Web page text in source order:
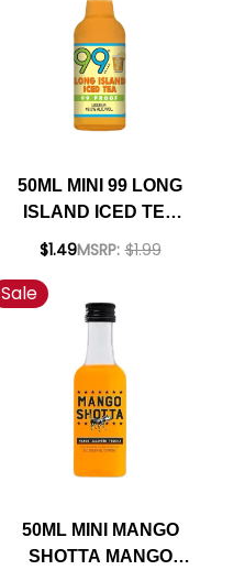
50ML MINI 99 LONG
ISLAND ICED TEA
SCHNAPPS
$1.49MSRP: $1.99
Sale
50ML MINI MANGO
SHOTTA MANGO